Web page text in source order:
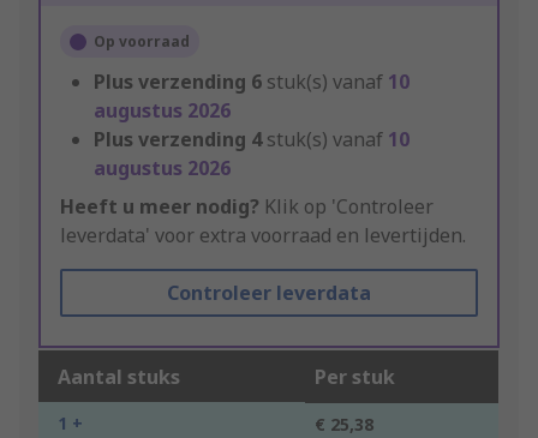
Op voorraad
Plus verzending 6 stuk(s) vanaf 10
augustus 2026
Plus verzending 4stuk(s) vanaf 10
augustus 2026
Heeft u meer nodig? Klik op 'Controleer
leverdata' voor extra voorraad en levertijden.
Controleer leverdata
Aantal stuks Per stuk
1 + € 25,38